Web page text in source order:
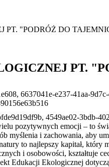
PT. "PODRÓŻ DO
PT.
6637041e-e237-41aa-
4549ae02-3bdb-
pozytywnych emocji – to
myślenia i zachowania, aby
to najlepszy kapitał,
i osobowości, kształtuje
Edukacji Ekologicznej